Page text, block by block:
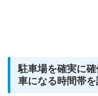
駐車場を確実に
車になる時間帯